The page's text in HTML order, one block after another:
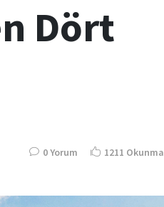
Dört
0 Yorum 1211 Okunma